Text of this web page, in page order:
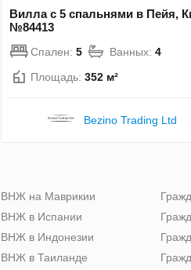
Вилла с 5 спальнями в Пейя,
№84413
Спален: 5 Ванных: 4
Площадь: 352 м²
Bezino Trading Ltd
ВНЖ на Маврикии
ВНЖ в Испании
ВНЖ в Индонезии
ВНЖ в Таиланде